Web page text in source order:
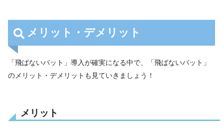
メリット・デメリット
「飛ばないバット」導入が確実になる中で、「飛ばないバット」
のメリット・デメリットも見ていきましょう！
メリット